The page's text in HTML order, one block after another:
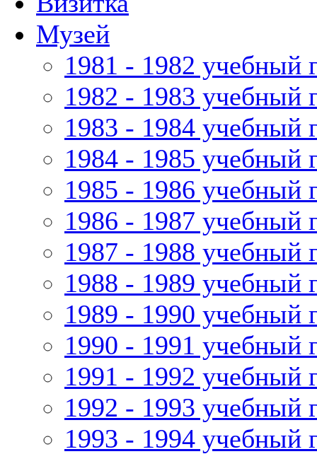
Музей
1981 - 1982 учебный
1982 - 1983 учебный
1983 - 1984 учебный
1984 - 1985 учебный
1985 - 1986 учебный
1986 - 1987 учебный
1987 - 1988 учебный
1988 - 1989 учебный
1989 - 1990 учебный
1990 - 1991 учебный
1991 - 1992 учебный
1992 - 1993 учебный
1993 - 1994 учебный